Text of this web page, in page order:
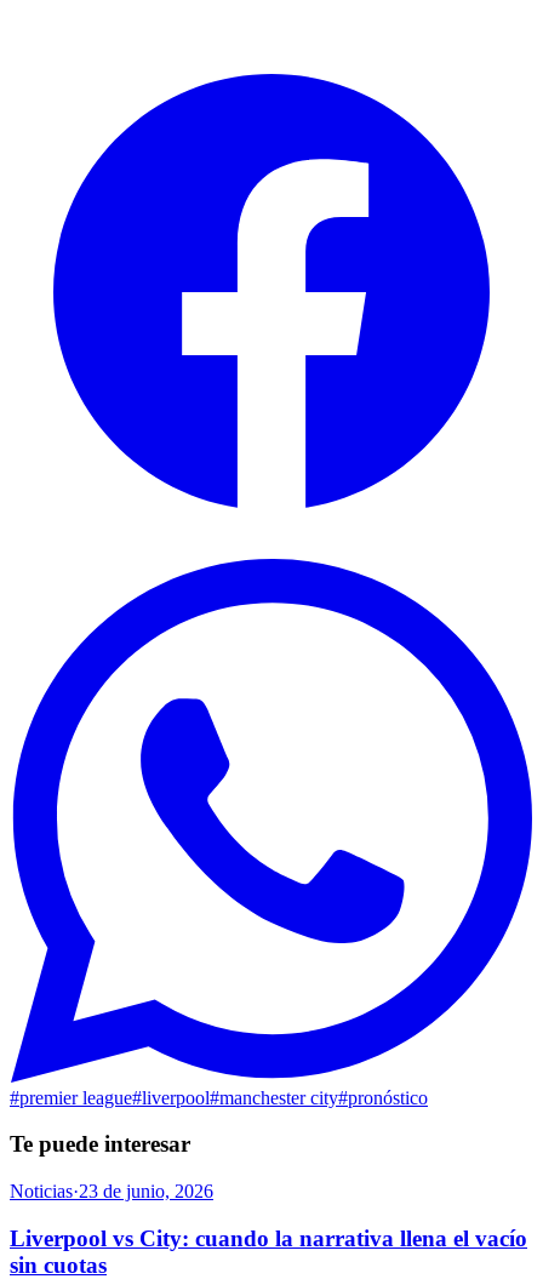
#premier league#liverpool#manchester city#pronóstico
Te puede interesar
Noticias·23 de junio, 2026
Liverpool vs City: cuando la narrativa llena el vacío
sin cuotas